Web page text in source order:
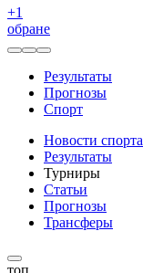
+1
обране
Результаты
Прогнозы
Спорт
Новости спорта
Результаты
Турниры
Статьи
Прогнозы
Трансферы
топ